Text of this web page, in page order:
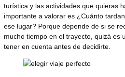
turística y las actividades que quieras
importante a valorar es ¿Cuánto
ese lugar? Porque depende de si se
mucho tiempo en el trayecto, quizá es
tener en cuenta antes de decidirte.